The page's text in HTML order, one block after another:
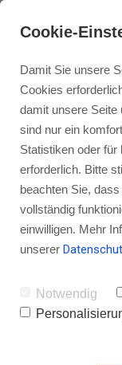
[Podcast]
und wie
Cookie-
Damit Sie unsere
Cookies
damit unsere Seite
sind nur ein
Statistiken oder
erforderlich. Bitte
beachten Sie,
vollständig
einwilligen. Mehr
unserer
Notwendig